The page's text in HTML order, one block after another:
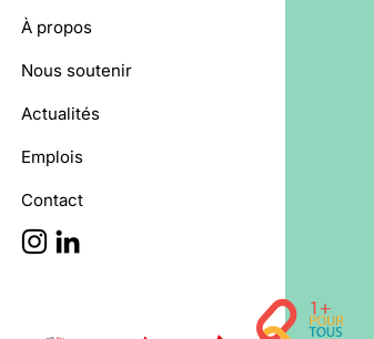
À propos
Nous soutenir
Actualités
Emplois
Contact